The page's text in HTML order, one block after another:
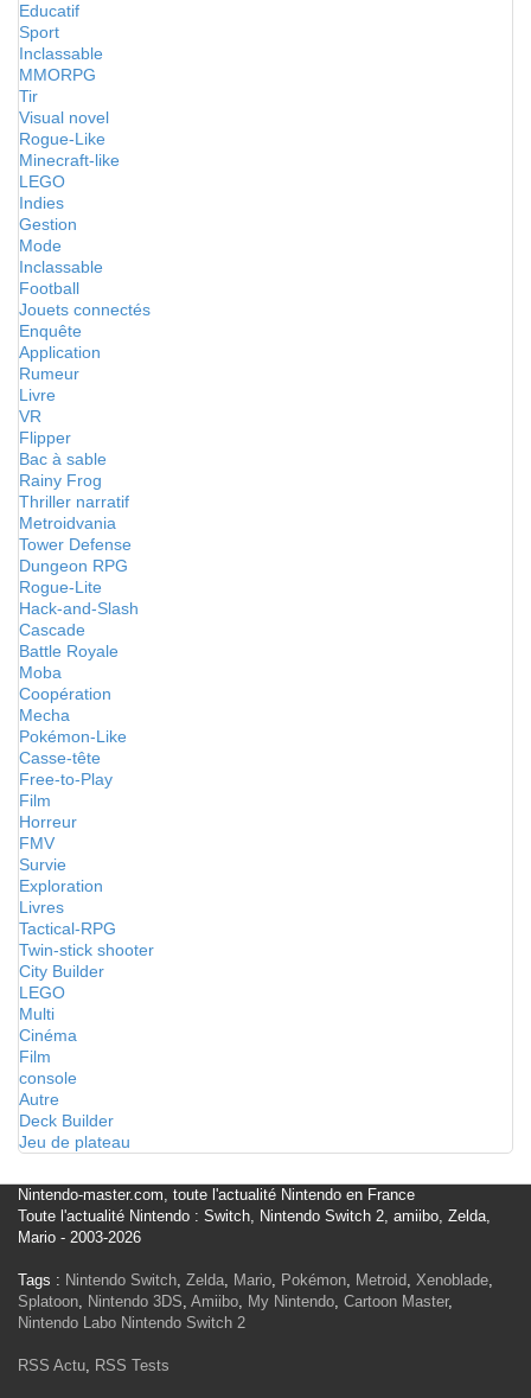
Educatif
Sport
Inclassable
MMORPG
Tir
Visual novel
Rogue-Like
Minecraft-like
LEGO
Indies
Gestion
Mode
Inclassable
Football
Jouets connectés
Enquête
Application
Rumeur
Livre
VR
Flipper
Bac à sable
Rainy Frog
Thriller narratif
Metroidvania
Tower Defense
Dungeon RPG
Rogue-Lite
Hack-and-Slash
Cascade
Battle Royale
Moba
Coopération
Mecha
Pokémon-Like
Casse-tête
Free-to-Play
Film
Horreur
FMV
Survie
Exploration
Livres
Tactical-RPG
Twin-stick shooter
City Builder
LEGO
Multi
Cinéma
Film
console
Autre
Deck Builder
Jeu de plateau
Nintendo-master.com, toute l'actualité Nintendo en France
Toute l'actualité Nintendo : Switch, Nintendo Switch 2, amiibo, Zelda,
Mario - 2003-2026
Tags : Nintendo Switch, Zelda, Mario, Pokémon, Metroid, Xenoblade,
Splatoon, Nintendo 3DS, Amiibo, My Nintendo, Cartoon Master,
Nintendo Labo Nintendo Switch 2
RSS Actu, RSS Tests